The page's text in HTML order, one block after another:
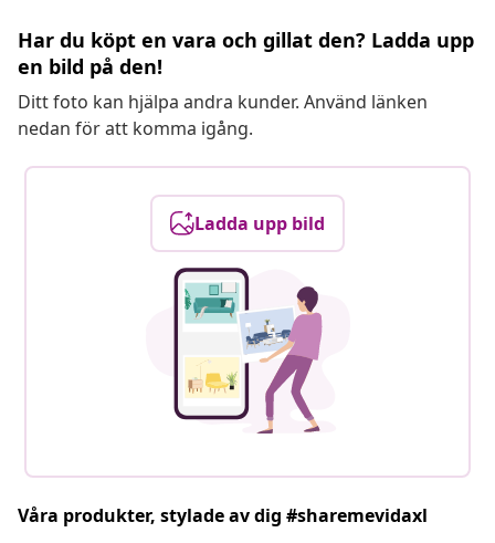
Har du köpt en vara och gillat den? Ladda upp
en bild på den!
Ditt foto kan hjälpa andra kunder. Använd länken
nedan för att komma igång.
Ladda upp bild
Våra produkter, stylade av dig #sharemevidaxl